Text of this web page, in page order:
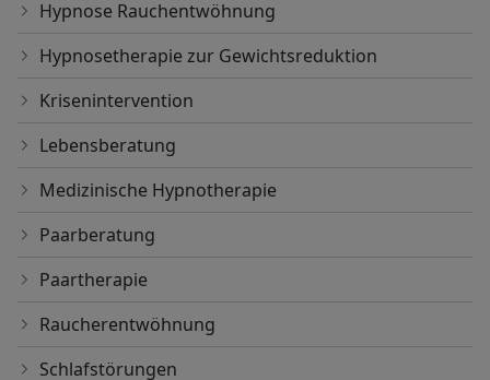
Hypnose Rauchentwöhnung
Hypnosetherapie zur Gewichtsreduktion
Krisenintervention
Lebensberatung
Medizinische Hypnotherapie
Paarberatung
Paartherapie
Raucherentwöhnung
Schlafstörungen